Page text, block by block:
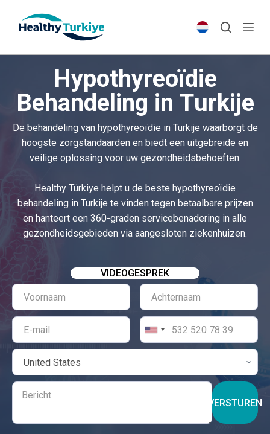
p
n
Hypothyreoïdie
Behandeling in Turkije
De behandeling van hypothyreoïdie in Turkije waarborgt de
hoogste zorgstandaarden en biedt een uitgebreide en
veilige oplossing voor uw gezondheidsbehoeften.
Healthy Türkiye helpt u de beste hypothyreoïdie
behandeling in Turkije te vinden tegen betaalbare prijzen
en hanteert een 360-graden servicebenadering in alle
gezondheidsgebieden via aangesloten ziekenhuizen.
VIDEOGESPREK
VERSTUREN